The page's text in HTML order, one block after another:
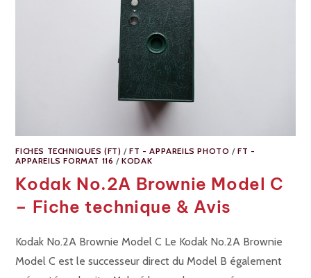
FICHES TECHNIQUES (FT) /FT - APPAREILS PHOTO /FT -
APPAREILS FORMAT 116 /KODAK
Kodak No.2A Brownie Model C
– Fiche technique & Avis
Kodak No.2A Brownie Model C Le Kodak No.2A Brownie
Model C est le successeur direct du Model B également